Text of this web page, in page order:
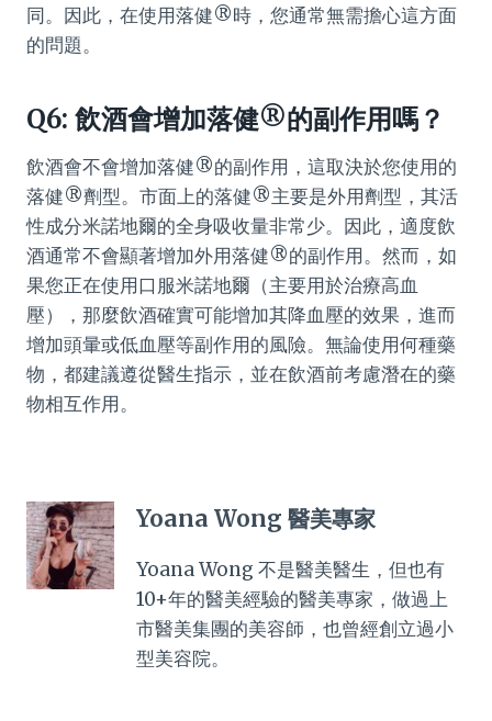
同。因此，在使用落健®時，您通常無需擔心這方面
的問題。
Q6: 飲酒會增加落健®的副作用嗎？
飲酒會不會增加落健®的副作用，這取決於您使用的
落健®劑型。市面上的落健®主要是外用劑型，其活
性成分米諾地爾的全身吸收量非常少。因此，適度飲
酒通常不會顯著增加外用落健®的副作用。然而，如
果您正在使用口服米諾地爾（主要用於治療高血
壓），那麼飲酒確實可能增加其降血壓的效果，進而
增加頭暈或低血壓等副作用的風險。無論使用何種藥
物，都建議遵從醫生指示，並在飲酒前考慮潛在的藥
物相互作用。
Yoana Wong 醫美專家
Yoana Wong 不是醫美醫生，但也有
10+年的醫美經驗的醫美專家，做過上
市醫美集團的美容師，也曾經創立過小
型美容院。